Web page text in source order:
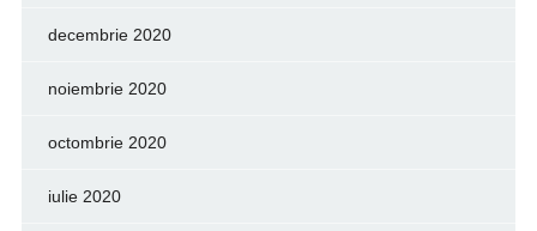
decembrie 2020
noiembrie 2020
octombrie 2020
iulie 2020